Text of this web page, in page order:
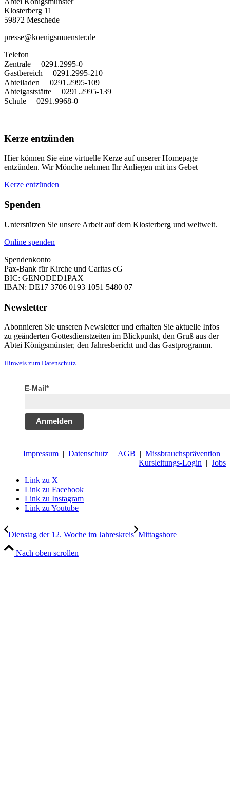
Klosterberg 11
59872 Meschede
presse@koenigsmuenster.de
Telefon
Zentrale 0291.2995-0
Gastbereich 0291.2995-210
Abteiladen 0291.2995-109
Abteigaststätte 0291.2995-139
Schule 0291.9968-0
Kerze entzünden
Hier können Sie eine virtuelle Kerze auf unserer Homepage
entzünden. Wir Mönche nehmen Ihr Anliegen mit ins Gebet
Kerze entzünden
Spenden
Unterstützen Sie unsere Arbeit auf dem Klosterberg und weltweit.
Online spenden
Spendenkonto
Pax-Bank für Kirche und Caritas eG
BIC: GENODED1PAX
IBAN: DE17 3706 0193 1051 5480 07
Newsletter
Abonnieren Sie unseren Newsletter und erhalten Sie aktuelle Infos
zu geänderten Gottesdienstzeiten im Blickpunkt, den Gruß aus der
Abtei Königsmünster, den Jahresbericht und das Gastprogramm.
Hinweis zum Datenschutz
E-Mail*
Anmelden
Impressum | Datenschutz | AGB | Missbrauchsprävention |
Kursleitungs-Login | Jobs
Link zu X
Link zu Facebook
Link zu Instagram
Link zu Youtube
Dienstag der 12. Woche im Jahreskreis Mittagshore
Nach oben scrollen